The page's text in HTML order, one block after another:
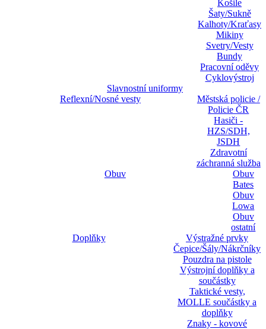
Košile
Šaty/Sukně
Kalhoty/Kraťasy
Mikiny
Svetry/Vesty
Bundy
Pracovní oděvy
Cyklovýstroj
Slavnostní uniformy
Reflexní/Nosné vesty
Městská policie /
Policie ČR
Hasiči -
HZS/SDH,
JSDH
Zdravotní
záchranná služba
Obuv
Obuv
Bates
Obuv
Lowa
Obuv
ostatní
Doplňky
Výstražné prvky
Čepice/Šály/Nákrčníky
Pouzdra na pistole
Výstrojní doplňky a
součástky
Taktické vesty,
MOLLE součástky a
doplňky
Znaky - kovové